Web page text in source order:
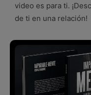
video es para ti.
de ti en una relación!